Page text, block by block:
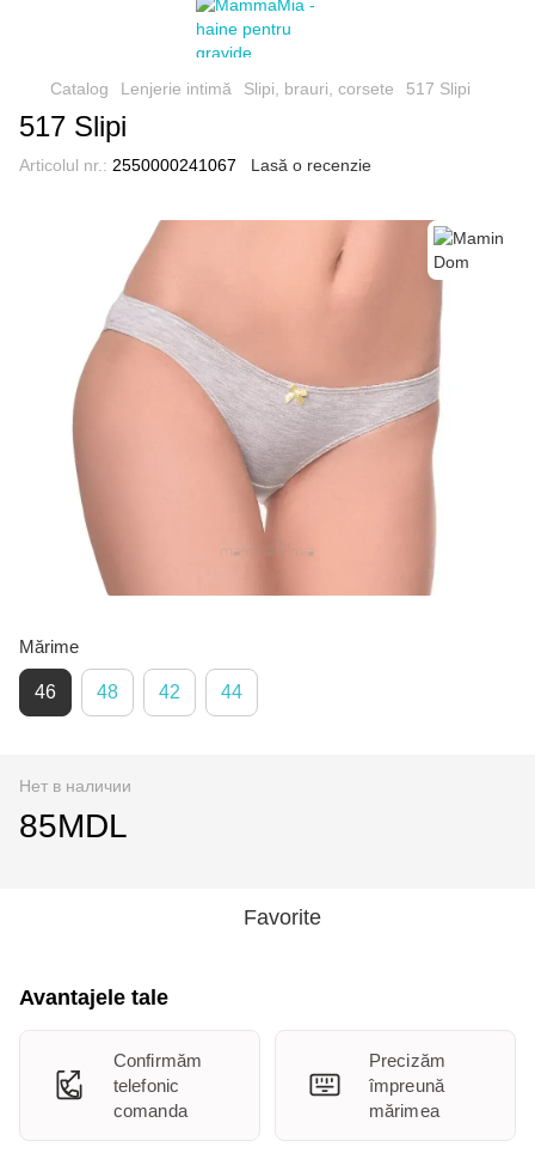
Catalog Lenjerie intimă Slipi, brauri, corsete 517 Slipi
517 Slipi
Articolul nr.: 2550000241067 Lasă o recenzie
Mărime
46 48 42 44
Нет в наличии
85MDL
Favorite
Avantajele tale
Confirmăm
telefonic
comanda
Precizăm
împreună
mărimea